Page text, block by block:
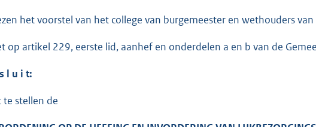
het voorstel van het college van burgemeester en wethouders
op artikel 229, eerste lid, aanhef en onderdelen a en b van de
l u i t:
te stellen de